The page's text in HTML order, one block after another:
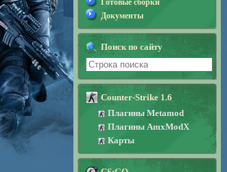
Готовые сборки
Документы
Поиск по сайту
Counter-Strike 1.6
Плагины Metamod
Плагины AmxModX
Карты